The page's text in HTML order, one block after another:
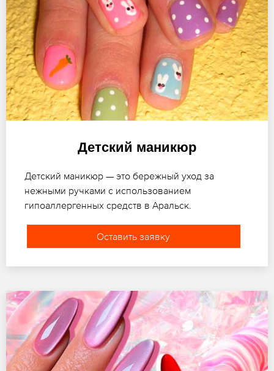
Детский маникюр
Детский маникюр — это бережный уход за
нежными ручками с использованием
гипоаллергенных средств в Аральск.
Оставить заявку